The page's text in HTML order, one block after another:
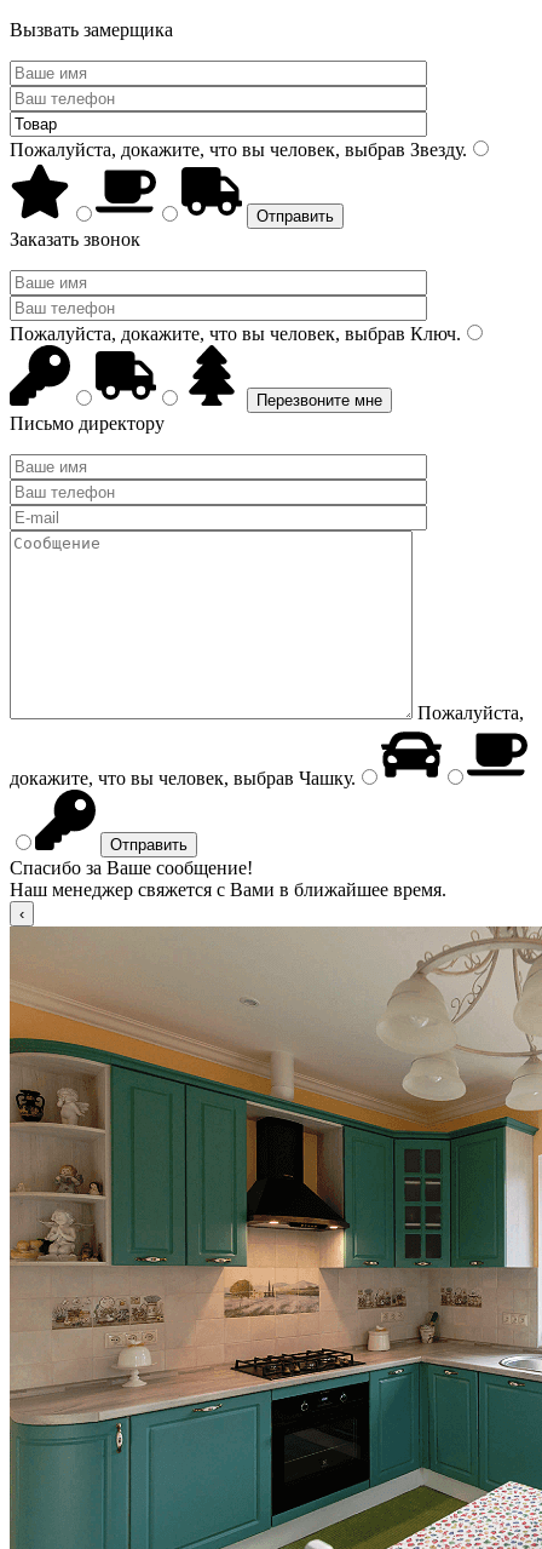
Вызвать замерщика
Пожалуйста, докажите, что вы человек, выбрав Звезду.
Заказать звонок
Пожалуйста, докажите, что вы человек, выбрав Ключ.
Письмо директору
Пожалуйста,
докажите, что вы человек, выбрав Чашку.
Спасибо за Ваше сообщение!
Наш менеджер свяжется с Вами в ближайшее время.